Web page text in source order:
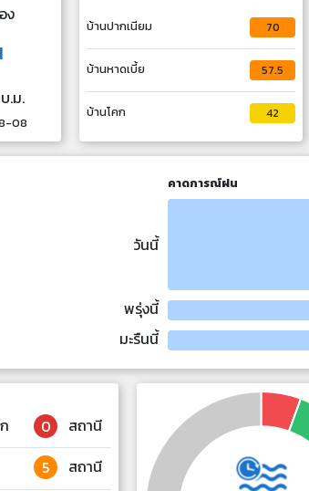
ง
.ม.
08
70
บ้านปากเนียม
57.5
บ้านหาดเบี้ย
42
บ้านโคก
คาดการณ์ฝน
วันนี้
พรุ่งนี้
มะรืนนี้
0
สถานี
5 สถานี